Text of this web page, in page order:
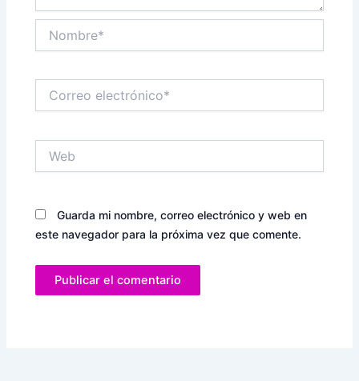
electrónico*
Guarda mi nombre, correo electrónico y web en
este navegador para la próxima vez que comente.